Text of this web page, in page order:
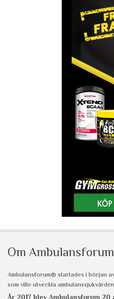
Om
Ambulansforum® startades i början
som ville utveckla
År 2017 blev Ambulansforum 20